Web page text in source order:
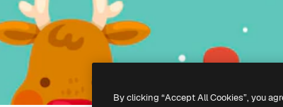
By clicking “Accept All Cookies”, you